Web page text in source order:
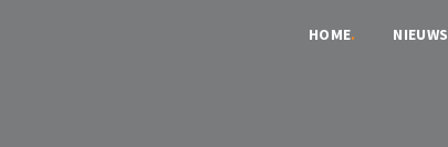
HOME. NIEUWS